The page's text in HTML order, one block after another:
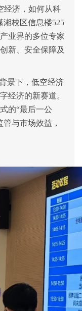
经济，如何从科
湘校区信息楼525
业界的多位专家
新、安全保障及
景下，低空经济
经济的新赛道。
的“最后一公
与市场效益，